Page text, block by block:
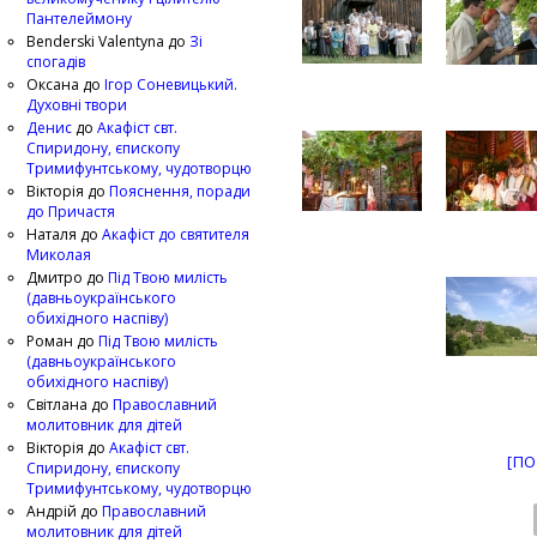
Пантелеймону
Benderski Valentyna до Зі
спогадів
Оксана до Ігор Соневицький.
Духовні твори
Денис до Акафіст свт.
Спиридону, єпископу
Тримифунтському, чудотворцю
Вікторія до Пояснення, поради
до Причастя
Наталя до Акафіст до святителя
Миколая
Дмитро до Під Твою милість
(давньоукраїнського
обихідного наспіву)
Роман до Під Твою милість
(давньоукраїнського
обихідного наспіву)
Світлана до Православний
молитовник для дітей
Вікторія до Акафіст свт.
Спиридону, єпископу
Тримифунтському, чудотворцю
Андрій до Православний
молитовник для дітей